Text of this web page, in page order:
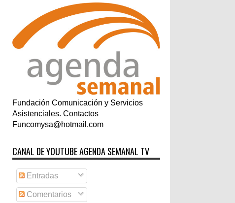
Fundación Comunicación y Servicios
Asistenciales. Contactos
Funcomysa@hotmail.com
CANAL DE YOUTUBE AGENDA SEMANAL TV
Entradas
Comentarios